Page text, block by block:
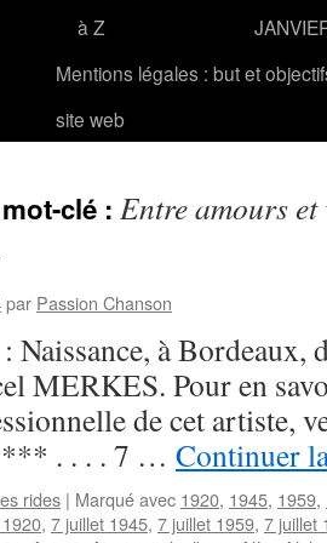
à Z
Mentions légales : but et
site web
clé : Entre amours et
par Passion Chanson
à Bordeaux,
MERKES. Pour en
de cet artiste,
. . . . 7 … Continuer
rides | Marqué avec 1920, 1945, 1959,
, 7 juillet 1945, 7 juillet 1959, 7 juillet